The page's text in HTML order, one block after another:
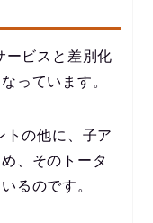
ービスと差別化
っています。
トの他に、子ア
、そのトータ
るのです。